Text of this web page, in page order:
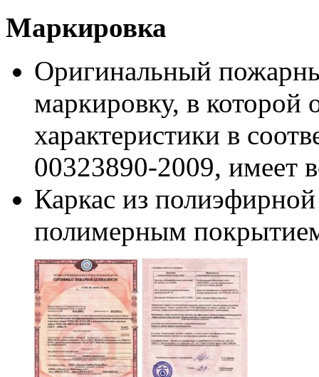
Маркировка
Оригинальный
маркировку, в которой
характеристики в
00323890-2009, имеет
Каркас из
полимерным